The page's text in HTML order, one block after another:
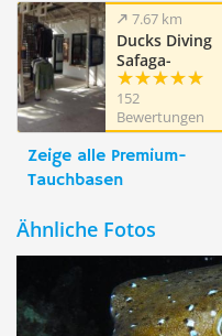
7.67 km
Ducks Diving
Safaga-
Dimensions
Bleues
152
Bewertungen
Zeige alle Premium-
Tauchbasen
Ähnliche Fotos